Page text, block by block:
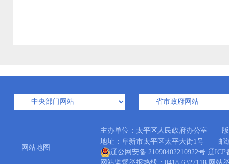
网站地图
主办单位：太平区人民政府办公室 版
地址：阜新市太平区太平大街1号 邮
辽公网安备 21090402210922号 辽ICP